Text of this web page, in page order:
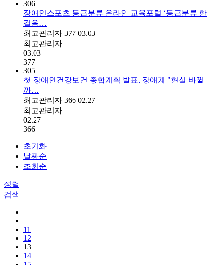
306
장애인스포츠 등급분류 온라인 교육포털 ‘등급분류 한
걸음…
최고관리자 377 03.03
최고관리자
03.03
377
305
첫 장애인건강보건 종합계획 발표, 장애계 "현실 바뀔
까…
최고관리자 366 02.27
최고관리자
02.27
366
초기화
날짜순
조회순
정렬
검색
11
12
13
14